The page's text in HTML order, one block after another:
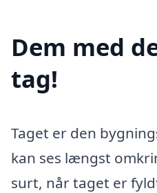
Dem med
tag!
Taget er den
kan ses længst
surt, når taget er